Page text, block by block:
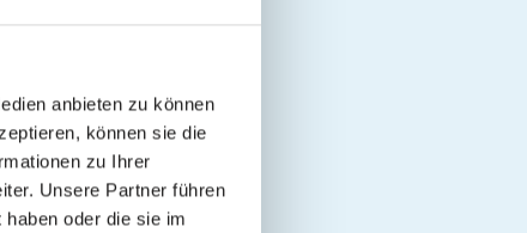
anbieten zu können
können sie die
zu Ihrer
Unsere Partner führen
oder die sie im